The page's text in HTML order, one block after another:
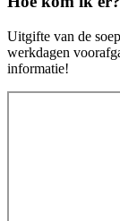
Uitgifte van de
werkdagen
informatie!